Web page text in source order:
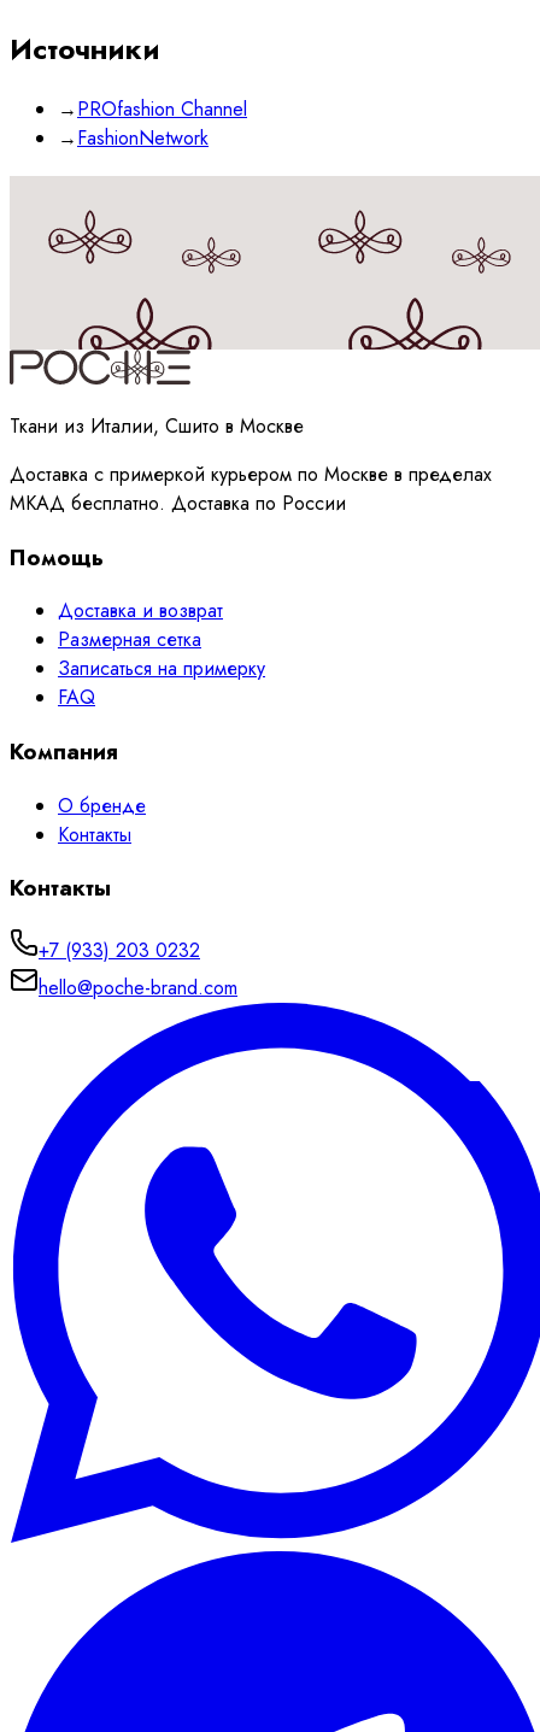
Источники
→PROfashion Channel
→FashionNetwork
Принимаюполитикуобработки данных
Ткани из Италии, Сшито в Москве
Доставка с примеркой курьером по Москве в пределах
МКАД бесплатно. Доставка по России
Помощь
Доставка и возврат
Размерная сетка
Записаться на примерку
FAQ
Компания
О бренде
Контакты
Контакты
+7 (933) 203 0232
hello@poche-brand.com